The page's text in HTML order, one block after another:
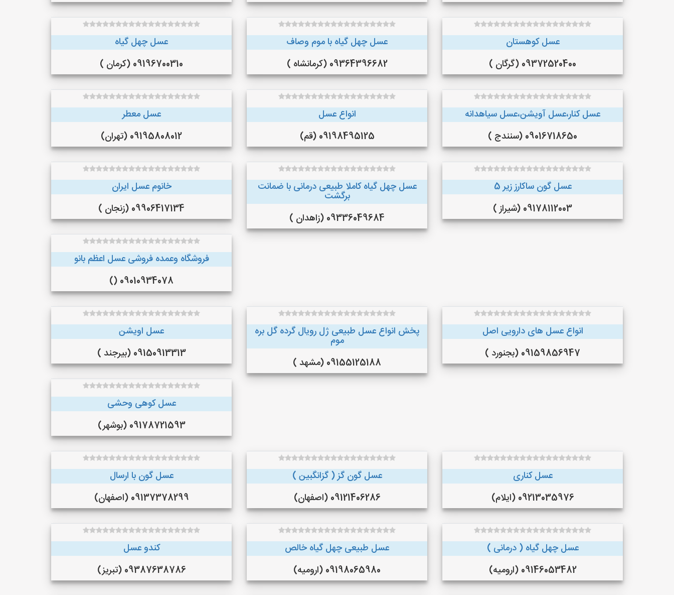
عسل کوهستان
09372520400 (گرگان )
عسل چهل گیاه با موم وصاف
09364396682 (کرمانشاه )
عسل چهل گیاه
09196700310 (کرمان )
عسل کنار،عسل آویشن،عسل سیاهدانه
09016718650 (سنندج )
انواع عسل
09198495125 (قم)
عسل معطر
09195808012 (تهران)
عسل گون ساکارز زیر 5
09178112003 (شیراز )
عسل چهل گیاه کاملا طبیعی درمانی با ضمانت
برگشت
09336049684 (زاهدان )
خانوم عسل ایران
09906417134 (زنجان )
فروشگاه وعمده فروشی عسل اعظم بانو
09010934078 ()
انواع عسل های دارویی اصل
09159856947 (بجنورد )
پخش انواع عسل طبیعی ژل رویال گرده گل بره
موم
09155125188 (مشهد )
عسل اویشن
09150913313 (بیرجند )
عسل کوهی وحشی
09178721593 (بوشهر)
عسل کناری
09213035976 (ایلام)
عسل گون گز ( گزانگبین )
09121406286 (اصفهان)
عسل گون با ارسال
09137378299 (اصفهان)
عسل چهل گیاه ( درمانی )
09146053482 (ارومیه)
عسل طبیعی چهل گیاه خالص
09198065980 (ارومیه)
کندو عسل
09387638786 (تبریز)